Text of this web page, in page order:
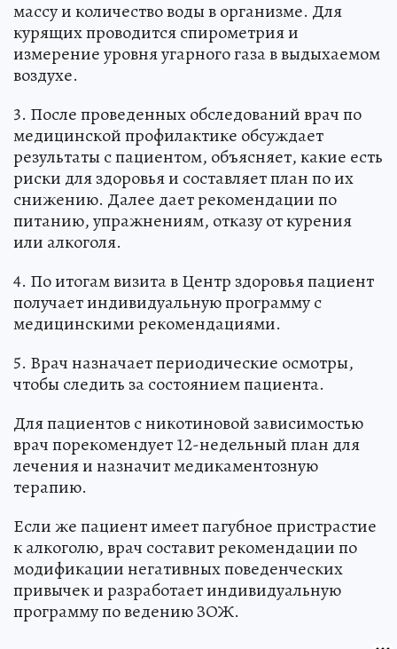
массу и количество воды в организме. Для
курящих проводится спирометрия и
измерение уровня угарного газа в выдыхаемом
воздухе.
3. После проведенных обследований врач по
медицинской профилактике обсуждает
результаты с пациентом, объясняет, какие есть
риски для здоровья и составляет план по их
снижению. Далее дает рекомендации по
питанию, упражнениям, отказу от курения
или алкоголя.
4. По итогам визита в Центр здоровья пациент
получает индивидуальную программу с
медицинскими рекомендациями.
5. Врач назначает периодические осмотры,
чтобы следить за состоянием пациента.
Для пациентов с никотиновой зависимостью
врач порекомендует 12-недельный план для
лечения и назначит медикаментозную
терапию.
Если же пациент имеет пагубное пристрастие
к алкоголю, врач составит рекомендации по
модификации негативных поведенческих
привычек и разработает индивидуальную
программу по ведению ЗОЖ.